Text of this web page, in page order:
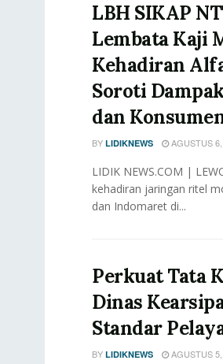
LBH SIKAP
Lembata Kaji
Kehadiran
Soroti
dan
BY LIDIKNEWS AGUSTUS
LIDIK NEWS.COM |
kehadiran jaringan ritel
dan Indomaret di...
Perkuat Tata
Dinas
Standar
BY LIDIKNEWS AGUSTUS